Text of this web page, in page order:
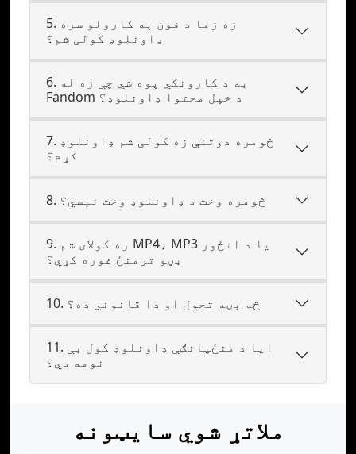
5. زه زما د فون په کارولو سره
ډاونلوډ کولی شم؟
6. به د کارونکي پوه شي چې زه له
Fandom د خپل محتوا ډاونلوډ؟
7. څومره دوتنې زه کولی شم ډاونلوډ
کړم؟
8. څومره وخت د ډاونلوډ وخت نیسي؟
9. زه کولای شم MP4، MP3 یا د انځور
بڼو ترمنځ غوره کړي؟
10. څه بڼه تحول او دا قانوني ده؟
11. ایا د منځپانګې ډاونلوډ کول بې
نومه دي؟
ملاتړ شوي سایټونه